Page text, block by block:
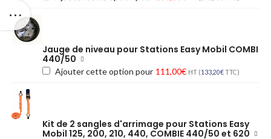
Jauge de niveau pour Stations Easy Mobil COMBI
440/50
Ajouter cette option pour 111,00€ HT (133,20€TTC)
Kit de 2 sangles d'arrimage pour Stations Easy
Mobil 125, 200, 210, 440, COMBIE 440/50 et 620